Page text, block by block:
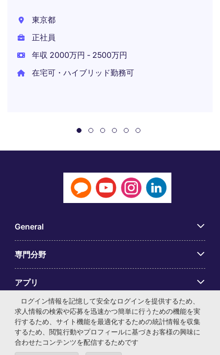
東京都
正社員
年収 2000万円 - 2500万円
在宅可・ハイブリッド勤務可
General
専門分野
アプリ
Employer Centre
ログイン情報を記憶して安全なログインを提供するため、
求人情報の検索や応募を迅速かつ簡単に行うための機能を実
行するため、サイト機能を最適化するための統計情報を収集
するため、閲覧行動やプロフィールに基づきお客様の興味に
合わせたコンテンツを配信するためです